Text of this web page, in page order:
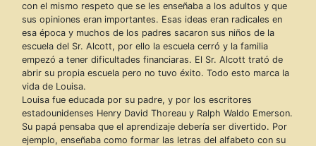
con el mismo respeto que se les enseñaba a los adultos y que
sus opiniones eran importantes. Esas ideas eran radicales en
esa época y muchos de los padres sacaron sus niños de la
escuela del Sr. Alcott, por ello la escuela cerró y la familia
empezó a tener dificultades financiaras. El Sr. Alcott trató de
abrir su propia escuela pero no tuvo éxito. Todo esto marca la
vida de Louisa.
Louisa fue educada por su padre, y por los escritores
estadounidenses Henry David Thoreau y Ralph Waldo Emerson.
Su papá pensaba que el aprendizaje debería ser divertido. Por
ejemplo, enseñaba como formar las letras del alfabeto con su